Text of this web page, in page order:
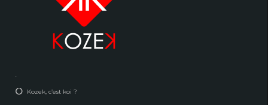
–
Kozek, c’est koi ?